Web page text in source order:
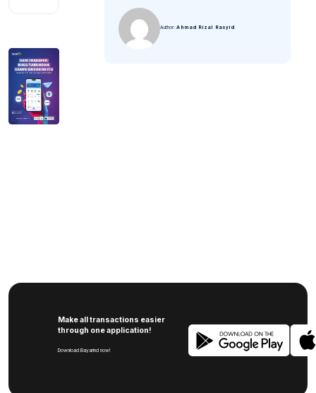
Author:Ahmad Rizal Rasyid
Make all transactions easier
through one application!
Download Bayarind now!